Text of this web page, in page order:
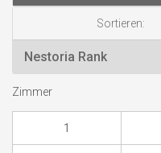
Sortieren:
Zimmer
1